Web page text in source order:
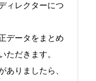
ィレクターにつ
データをまとめ
ただきます。
ありましたら、